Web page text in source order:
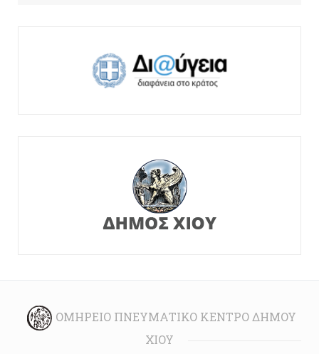
ΟΜΉΡΕΙΟ ΠΝΕΥΜΑΤΙΚΌ ΚΈΝΤΡΟ ΔΉΜΟΥ
ΧΊΟΥ